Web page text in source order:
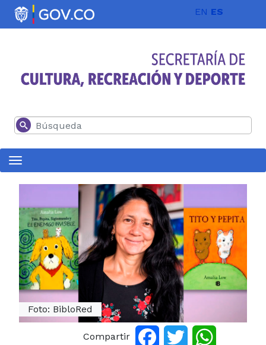
Pasar al contenido principal EN ES
Buscar
Foto: BibloRed
Compartir FacebookTwitter